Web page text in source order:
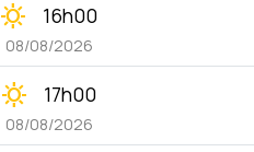
clear_day 16h00
08/08/2026
clear_day 17h00
08/08/2026